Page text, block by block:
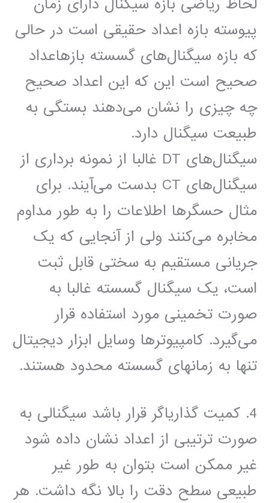
پیوسته بازه اعداد حقیقی است در حالی
که بازه سیگنال‌های گسسته بازهاعداد
صحیح است این که این اعداد صحیح
چه چیزی را نشان می‌دهند بستگی به
طبیعت سیگنال دارد.
سیگنال‌های DT غالبا از نمونه برداری از
سیگنال‌های CT بدست می‌آیند. برای
مثال حسگرها اطلاعات را به طور مداوم
مخابره می‌کنند ولی از آنجایی که یک
جریانی مستقیم به سختی قابل ثبت
است، یک سیگنال گسسته غالبا به
صورت تخمینی مورد استفاده قرار
می‌گیرد. کامپیوترها وسایل ابزار دیجیتال
تنها به زمانهای گسسته محدود هستند.
4. کمیت گذاریاگر قرار باشد سیگنالی به
صورت ترتیبی از اعداد نشان داده شود
غیر ممکن است بتوان به طور غیر
طبیعی سطح دقت را بالا نگه داشت. هر